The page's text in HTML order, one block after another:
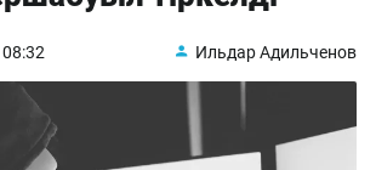
08:32 Ильдар Адильченов